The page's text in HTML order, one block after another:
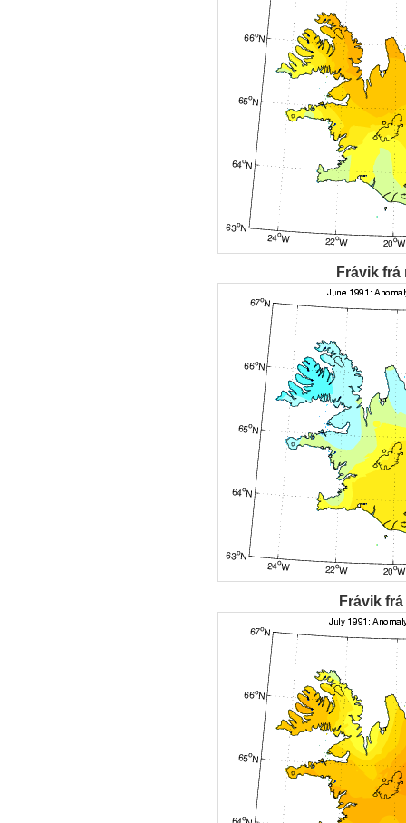
Frávik frá
Frávik